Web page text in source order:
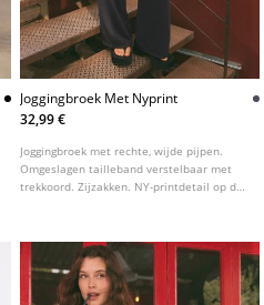
Joggingbroek Met Nyprint
32,99 €
Joggingbroek met rechte, wijde pijpen.
Omgeslagen tailleband verstelbaar met
trekkoord. Zijzakken. NY-printdetail op de